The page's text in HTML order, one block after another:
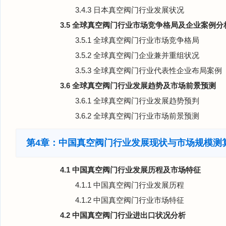
3.4.3 日本真空阀门行业发展状况
3.5 全球真空阀门行业市场竞争格局及企业案例分
3.5.1 全球真空阀门行业市场竞争格局
3.5.2 全球真空阀门企业兼并重组状况
3.5.3 全球真空阀门行业代表性企业布局案例
3.6 全球真空阀门行业发展趋势及市场前景预测
3.6.1 全球真空阀门行业发展趋势预判
3.6.2 全球真空阀门行业市场前景预测
第4章：中国真空阀门行业发展现状与市场规模测
4.1 中国真空阀门行业发展历程及市场特征
4.1.1 中国真空阀门行业发展历程
4.1.2 中国真空阀门行业市场特征
4.2 中国真空阀门行业进出口状况分析